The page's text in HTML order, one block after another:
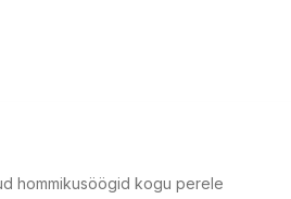
hommikusöögid kogu perele